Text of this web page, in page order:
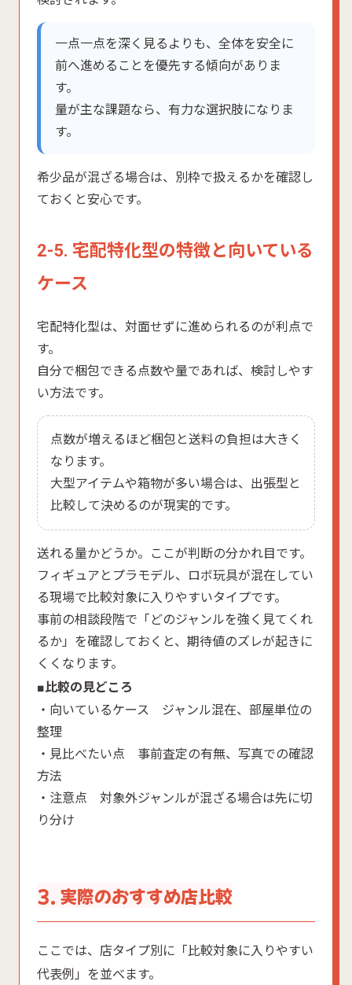
一点一点を深く見るよりも、全体を安全に
前へ進めることを優先する傾向がありま
す。
量が主な課題なら、有力な選択肢になりま
す。
希少品が混ざる場合は、別枠で扱えるかを確認し
ておくと安心です。
2-5. 宅配特化型の特徴と向いている
ケース
宅配特化型は、対面せずに進められるのが利点で
す。
自分で梱包できる点数や量であれば、検討しやす
い方法です。
点数が増えるほど梱包と送料の負担は大きく
なります。
大型アイテムや箱物が多い場合は、出張型と
比較して決めるのが現実的です。
送れる量かどうか。ここが判断の分かれ目です。
フィギュアとプラモデル、ロボ玩具が混在してい
る現場で比較対象に入りやすいタイプです。
事前の相談段階で「どのジャンルを強く見てくれ
るか」を確認しておくと、期待値のズレが起きに
くくなります。
■比較の見どころ
・向いているケース ジャンル混在、部屋単位の
整理
・見比べたい点 事前査定の有無、写真での確認
方法
・注意点 対象外ジャンルが混ざる場合は先に切
り分け
3. 実際のおすすめ店比較
ここでは、店タイプ別に「比較対象に入りやすい
代表例」を並べます。